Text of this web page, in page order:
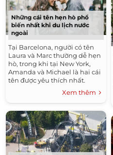
Những cái tên hẹn hò phổ
biến nhất khi du lịch nước
ngoài
Tại Barcelona, người có tên
Laura và Marc thường dễ hẹn
hò, trong khi tại New York,
Amanda và Michael là hai cái
tên được yêu thích nhất.
Xem thêm